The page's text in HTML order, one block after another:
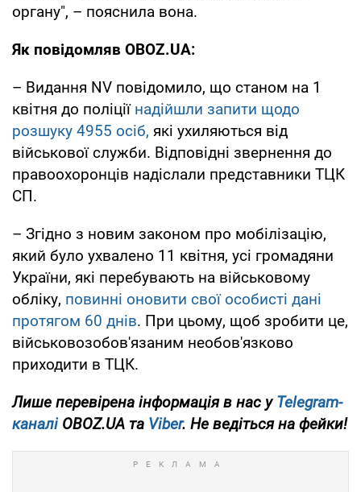
органу", – пояснила вона.
Як повідомляв OBOZ.UA:
– Видання NV повідомило, що станом на 1
квітня до поліції надійшли запити щодо
розшуку 4955 осіб, які ухиляються від
військової служби. Відповідні звернення до
правоохоронців надіслали представники ТЦК
СП.
– Згідно з новим законом про мобілізацію,
який було ухвалено 11 квітня, усі громадяни
України, які перебувають на військовому
обліку, повинні оновити свої особисті дані
протягом 60 днів. При цьому, щоб зробити це,
військовозобов'язаним необов'язково
приходити в ТЦК.
Лише перевірена інформація в нас уTelegram-
каналіOBOZ.UA та Viber. Не ведіться на фейки!